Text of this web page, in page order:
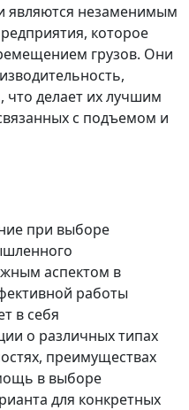
являются незаменимым
которое
грузов. Они
что делает их лучшим
с подъемом и
при выборе
аспектом в
работы
в себя
о различных типах
преимуществах
в выборе
для конкретных